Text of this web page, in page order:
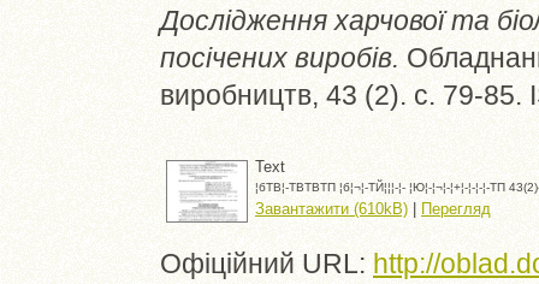
Дослідження харчової та
посічених виробів.
виробництв, 43 (2). с. 79-85.
Text
¦бTВ¦-TВTВTП ¦б¦¬¦-TЙ¦¦¦-¦- ¦Ю¦-¦¬¦-¦+¦-¦-¦-¦-TП
Завантажити (610kB) | Перегляд
Офіційний URL: http://